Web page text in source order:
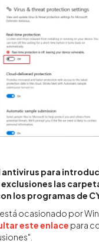
antivirus para
las
los programas de
ocasionado por
este enlace para